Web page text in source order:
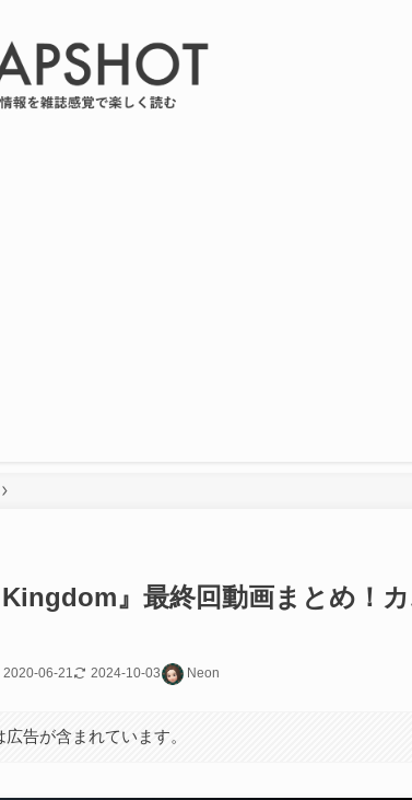
』最終回動画まとめ！
2020-06-21 2024-10-03 Neon
告が含まれています。